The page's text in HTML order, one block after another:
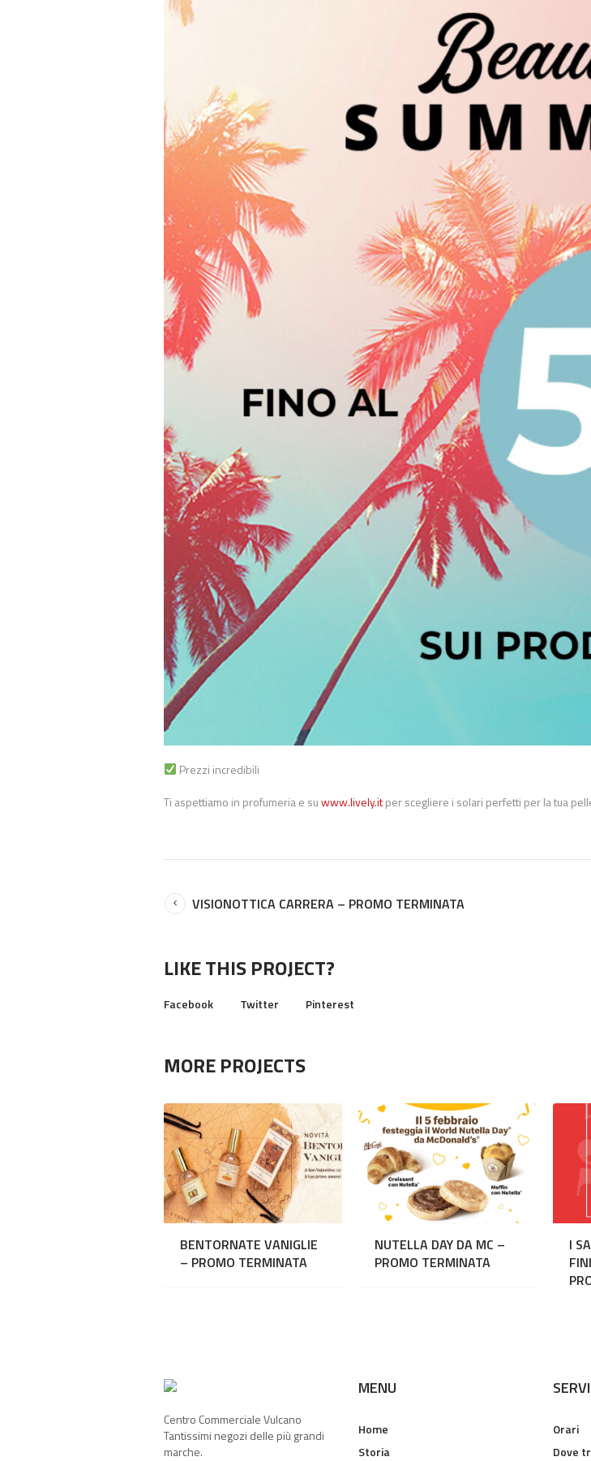
Prezzi incredibili
Ti aspettiamo in profumeria e suwww.lively.itper scegliere i solari perfetti per la tua
VISIONOTTICA CARRERA – PROMO TERMINATA
LIKE THIS PROJECT?
Facebook Twitter Pinterest
MORE PROJECTS
BENTORNATE VANIGLIE
– PROMO TERMINATA
NUTELLA DAY DA MC –
PROMO TERMINATA
I
Centro Commerciale Vulcano
Tantissimi negozi delle più grandi
marche.
MENU
Home
Storia
Orari
Dove